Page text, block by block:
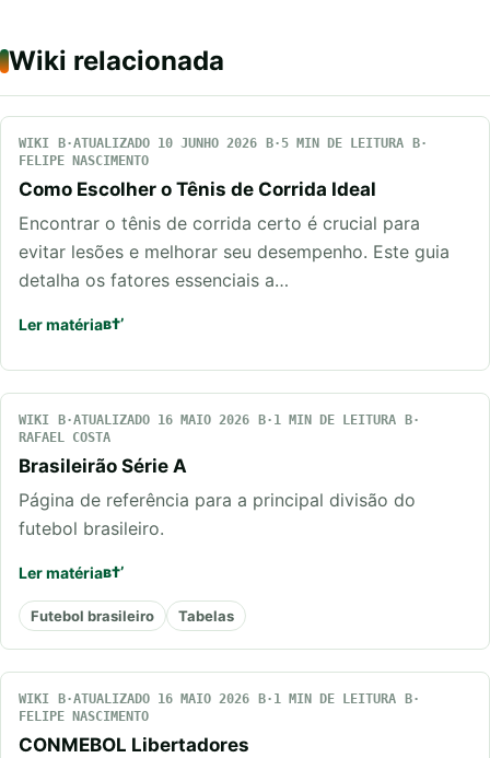
Wiki relacionada
WIKI ATUALIZADO 10 JUNHO 2026
5 MIN DE LEITURA
FELIPE NASCIMENTO
Como Escolher o Tênis de Corrida Ideal
Encontrar o tênis de corrida certo é crucial para
evitar lesões e melhorar seu desempenho. Este guia
detalha os fatores essenciais a…
Ler matéria
WIKI ATUALIZADO 16 MAIO 2026
1 MIN DE LEITURA
RAFAEL COSTA
Brasileirão Série A
Página de referência para a principal divisão do
futebol brasileiro.
Ler matéria
Futebol brasileiro Tabelas
WIKI ATUALIZADO 16 MAIO 2026
1 MIN DE LEITURA
FELIPE NASCIMENTO
CONMEBOL Libertadores